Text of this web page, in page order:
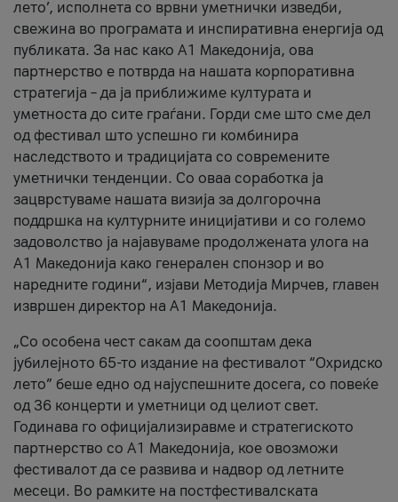
лето’, исполнета со врвни уметнички изведби,
свежина во програмата и инспиративна енергија од
публиката. За нас како A1 Македонија, ова
партнерство е потврда на нашата корпоративна
стратегија – да ја приближиме културата и
уметноста до сите граѓани. Горди сме што сме дел
од фестивал што успешно ги комбинира
наследството и традицијата со современите
уметнички тенденции. Со оваа соработка ја
зацврстуваме нашата визија за долгорочна
поддршка на културните иницијативи и со големо
задоволство ја најавуваме продолжената улога на
A1 Македонија како генерален спонзор и во
наредните години“, изјави Методија Мирчев, главен
извршен директор на A1 Македонија.
„Со особена чест сакам да соопштам дека
јубилејното 65-то издание на фестивалот “Охридско
лето” беше едно од најуспешните досега, со повеќе
од 36 концерти и уметници од целиот свет.
Годинава го официјализиравме и стратегиското
партнерство со А1 Македонија, кое овозможи
фестивалот да се развива и надвор од летните
месеци. Во рамките на постфестивалската